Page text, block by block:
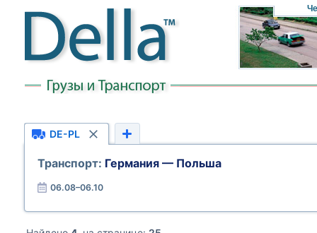
DE-PL
Транспорт: Германия — Польша
06.08–06.10